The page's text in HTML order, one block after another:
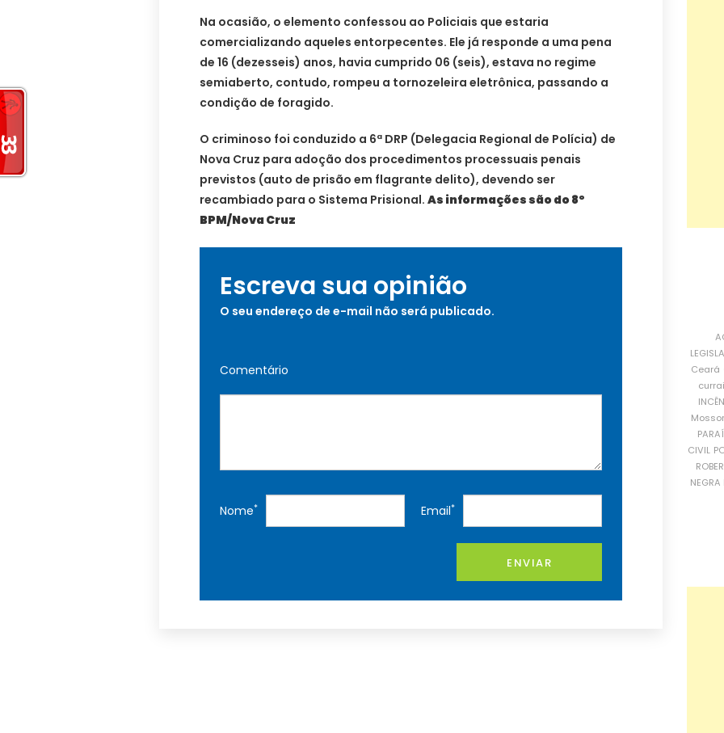
Na ocasião, o elemento confessou ao Policiais que estaria
comercializando aqueles entorpecentes. Ele já responde a uma pena
de 16 (dezesseis) anos, havia cumprido 06 (seis), estava no regime
semiaberto, contudo, rompeu a tornozeleira eletrônica, passando a
condição de foragido.
O criminoso foi conduzido a 6ª DRP (Delegacia Regional de Polícia) de
Nova Cruz para adoção dos procedimentos processuais penais
previstos (auto de prisão em flagrante delito), devendo ser
recambiado para o Sistema Prisional. As informações são do 8º
BPM/Nova Cruz
Escreva sua opinião
O seu endereço de e-mail não será publicado.
Comentário
Nome* Email*
ENVIAR
Ceará
CIVIL
NEGRA